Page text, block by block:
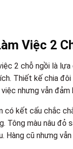
Việc 2
2 chỗ ngồi là
Thiết kế chia
nhưng vẫn đảm
có kết cấu chắc
Tông màu nâu đỏ
Hàng cũ nhưng